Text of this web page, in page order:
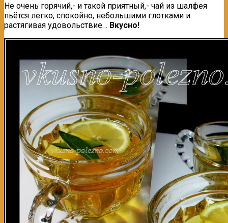
Не очень горячий,- и такой приятный,- чай из шалфея
пьётся легко, спокойно, небольшими глотками и
растягивая удовольствие… Вкусно!